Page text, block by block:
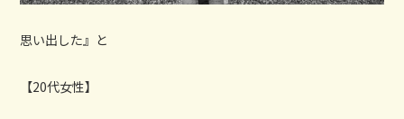
思い出した』と
【20代女性】